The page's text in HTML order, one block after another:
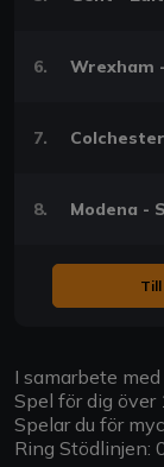
6. Wrexham
7.
8. Modena -
I samarbete med
Spel för dig över
Spelar du för
Ring Stödlinjen: